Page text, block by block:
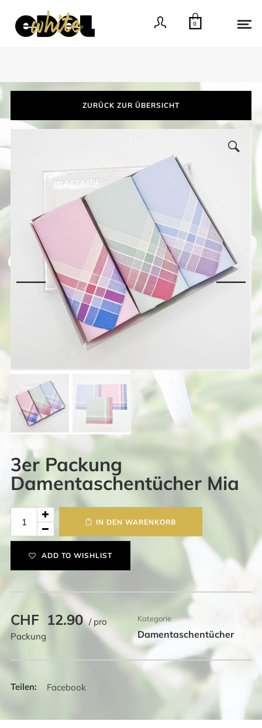
0
ZURÜCK ZUR ÜBERSICHT
3er Packung
Damentaschentücher Mia
3er
Packung
IN DEN WARENKORB
ADD TO WISHLIST
CHF 12.90 / pro
Packung
Kategorie
Damentaschentücher
Facebook